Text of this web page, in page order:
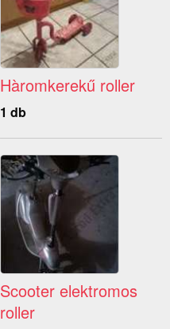
Hàromkerekű roller
1 db
Scooter elektromos
roller